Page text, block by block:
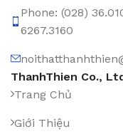
Phone: (028)
6267.3160
ThanhThien Co.,
Trang Chủ
Giới Thiệu